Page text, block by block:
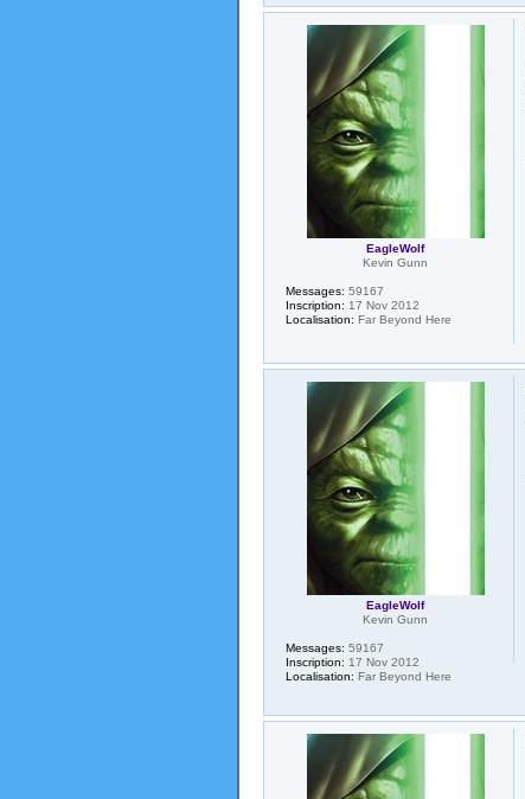
EagleWolf
Kevin Gunn
Messages: 59167
Inscription: 17 Nov 2012
Localisation: Far Beyond Here
EagleWolf
Kevin Gunn
Messages: 59167
Inscription: 17 Nov 2012
Localisation: Far Beyond Here